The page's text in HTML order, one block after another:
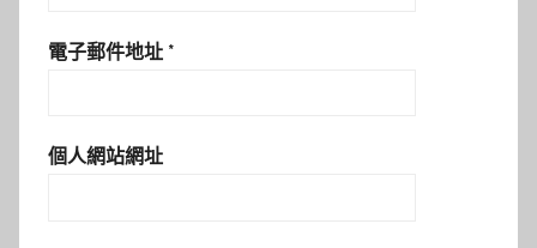
電子郵件地址 *
個人網站網址